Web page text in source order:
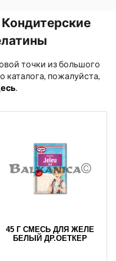
точки из большого
каталога, пожалуйста,
․
45 Г СМЕСЬ ДЛЯ ЖЕЛЕ
БЕЛЫЙ ДР.ОЕТКЕР